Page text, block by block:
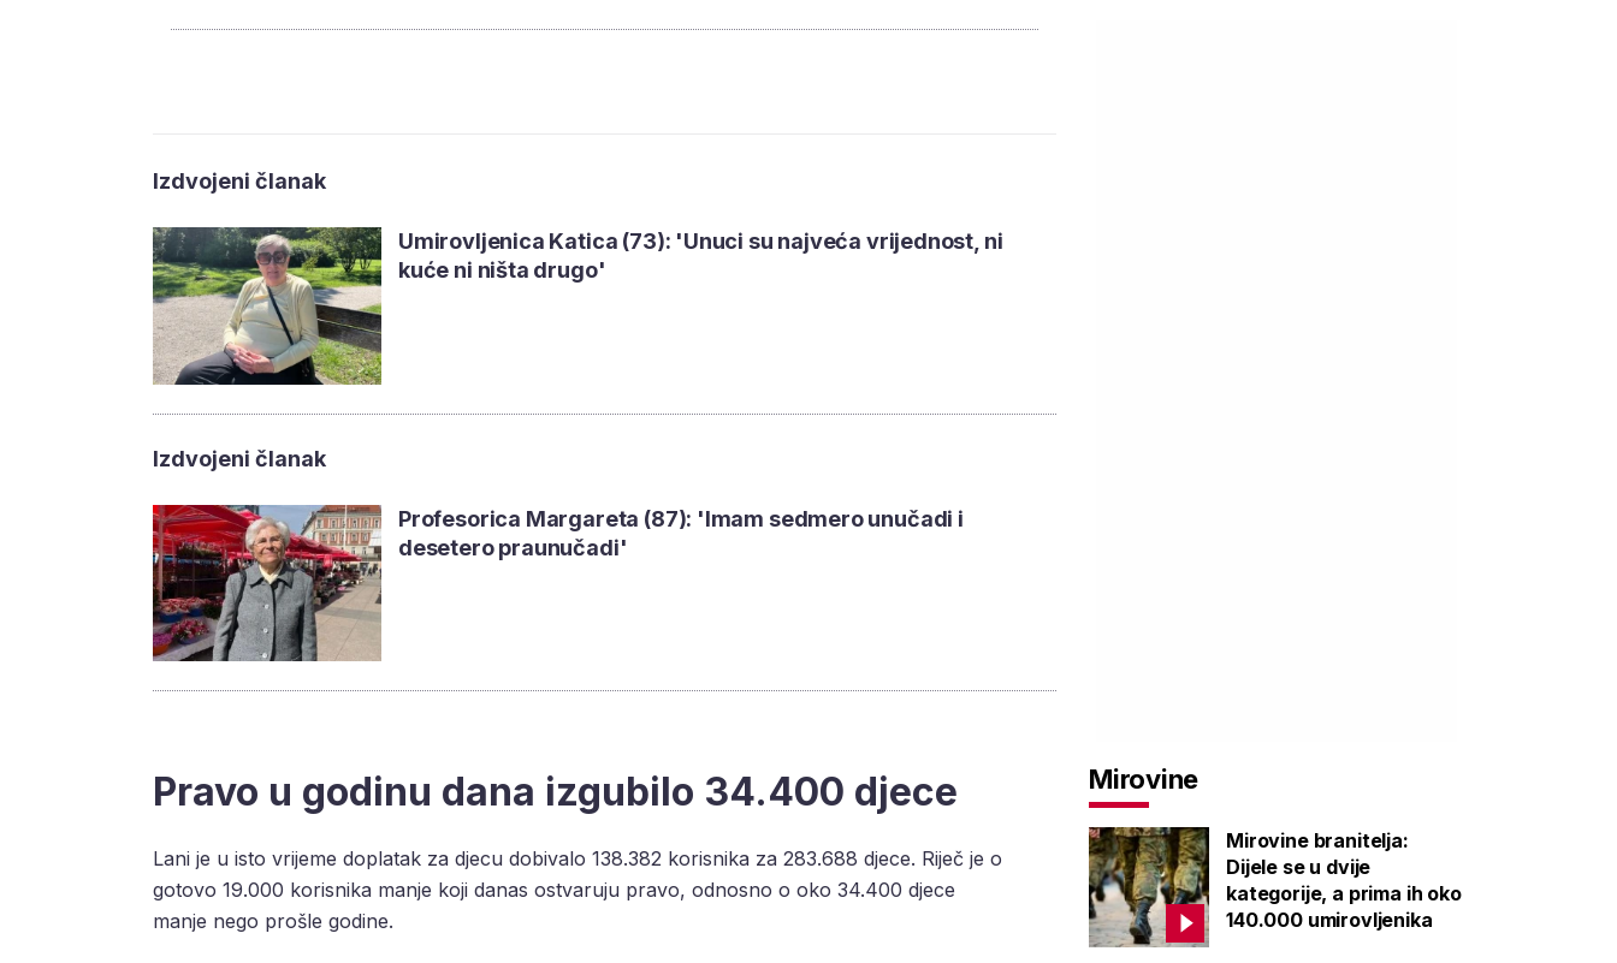
Izdvojeni članak
Umirovljenica Katica (73): 'Unuci su najveća vrijednost, ni
kuće ni ništa drugo'
Izdvojeni članak
Profesorica Margareta (87): 'Imam sedmero unučadi i
desetero praunučadi'
Pravo u godinu dana izgubilo 34.400 djece
Lani je u isto vrijeme doplatak za djecu dobivalo 138.382 korisnika za 283.688 djece. Riječ je o
gotovo 19.000 korisnika manje koji danas ostvaruju pravo, odnosno o oko 34.400 djece
manje nego prošle godine.
Mirovine
Mirovine branitelja:
Dijele se u dvije
kategorije, a prima ih oko
140.000 umirovljenika